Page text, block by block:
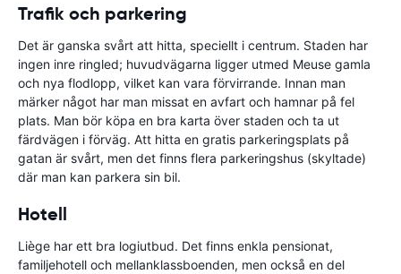
Trafik och parkering
Det är ganska svårt att hitta, speciellt i centrum. Staden har
ingen inre ringled; huvudvägarna ligger utmed Meuse gamla
och nya flodlopp, vilket kan vara förvirrande. Innan man
märker något har man missat en avfart och hamnar på fel
plats. Man bör köpa en bra karta över staden och ta ut
färdvägen i förväg. Att hitta en gratis parkeringsplats på
gatan är svårt, men det finns flera parkeringshus (skyltade)
där man kan parkera sin bil.
Hotell
Liège har ett bra logiutbud. Det finns enkla pensionat,
familjehotell och mellanklassboenden, men också en del